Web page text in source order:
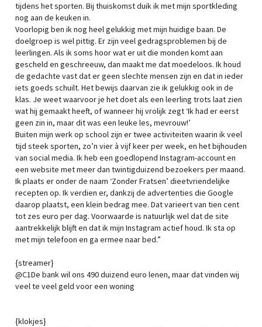
tijdens het sporten. Bij thuiskomst duik ik met mijn sportkleding
nog aan de keuken in.
Voorlopig ben ik nog heel gelukkig met mijn huidige baan. De
doelgroep is wel pittig. Er zijn veel gedragsproblemen bij de
leerlingen. Als ik soms hoor wat er uit die monden komt aan
gescheld en geschreeuw, dan maakt me dat moedeloos. Ik houd
de gedachte vast dat er geen slechte mensen zijn en dat in ieder
iets goeds schuilt. Het bewijs daarvan zie ik gelukkig ook in de
klas. Je weet waarvoor je het doet als een leerling trots laat zien
wat hij gemaakt heeft, of wanneer hij vrolijk zegt ‘Ik had er eerst
geen zin in, maar dit was een leuke les, mevrouw!’
Buiten mijn werk op school zijn er twee activiteiten waarin ik veel
tijd steek sporten, zo’n vier à vijf keer per week, en het bijhouden
van social media. Ik heb een goedlopend Instagram-account en
een website met meer dan twintigduizend bezoekers per maand.
Ik plaats er onder de naam ‘Zonder Fratsen’ dieetvriendelijke
recepten op. Ik verdien er, dankzij de advertenties die Google
daarop plaatst, een klein bedrag mee. Dat varieert van tien cent
tot zes euro per dag. Voorwaarde is natuurlijk wel dat de site
aantrekkelijk blijft en dat ik mijn Instagram actief houd. Ik sta op
met mijn telefoon en ga ermee naar bed.”
{streamer}
@C1De bank wil ons 490 duizend euro lenen, maar dat vinden wij
veel te veel geld voor een woning
{klokjes}